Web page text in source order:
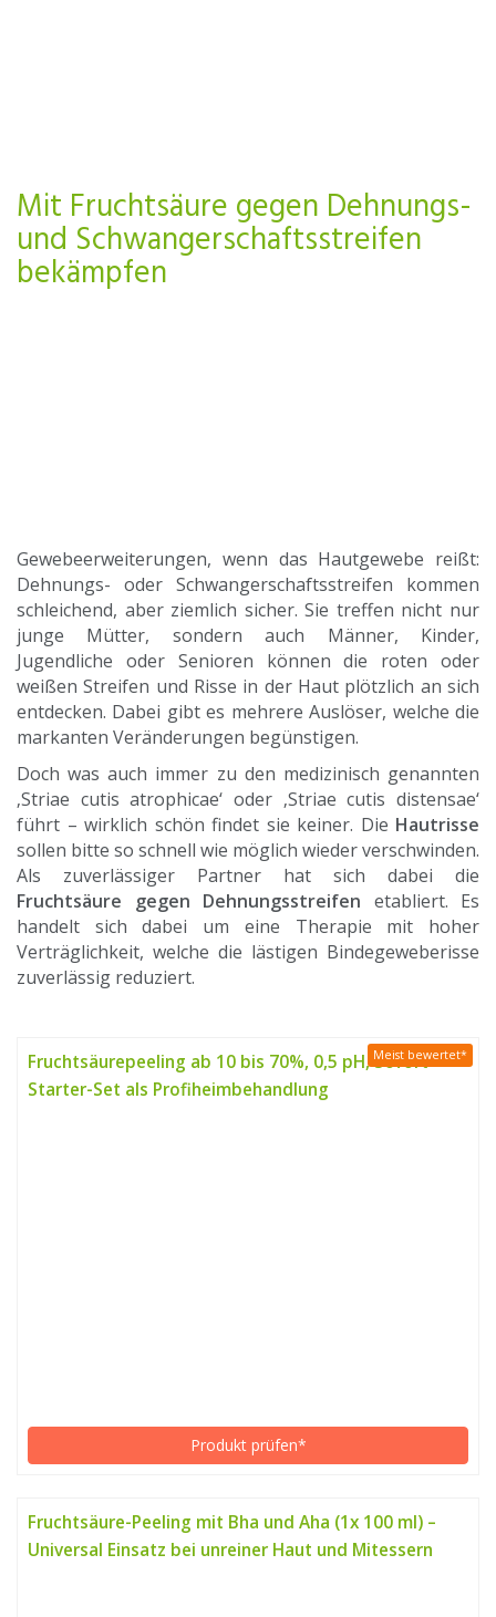
Mit Fruchtsäure gegen Dehnungs-
und Schwangerschaftsstreifen
bekämpfen
Gewebeerweiterungen, wenn das Hautgewebe reißt:
Dehnungs- oder Schwangerschaftsstreifen kommen
schleichend, aber ziemlich sicher. Sie treffen nicht nur
junge Mütter, sondern auch Männer, Kinder,
Jugendliche oder Senioren können die roten oder
weißen Streifen und Risse in der Haut plötzlich an sich
entdecken. Dabei gibt es mehrere Auslöser, welche die
markanten Veränderungen begünstigen.
Doch was auch immer zu den medizinisch genannten
‚Striae cutis atrophicae‘ oder ‚Striae cutis distensae‘
führt – wirklich schön findet sie keiner. Die Hautrisse
sollen bitte so schnell wie möglich wieder verschwinden.
Als zuverlässiger Partner hat sich dabei die
Fruchtsäure gegen Dehnungsstreifen etabliert. Es
handelt sich dabei um eine Therapie mit hoher
Verträglichkeit, welche die lästigen Bindegeweberisse
zuverlässig reduziert.
Meist bewertet*
Fruchtsäurepeeling ab 10 bis 70%, 0,5 pH, Sofort-
Starter-Set als Profiheimbehandlung
Produkt prüfen*
Fruchtsäure-Peeling mit Bha und Aha (1x 100 ml) –
Universal Einsatz bei unreiner Haut und Mitessern